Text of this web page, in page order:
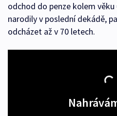
odchod do penze kolem
narodily v poslední dekádě,
odcházet až v 70 letech.